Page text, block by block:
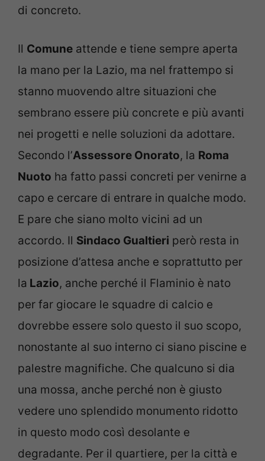
di concreto.
Il Comune attende e tiene sempre aperta
la mano per la Lazio, ma nel frattempo si
stanno muovendo altre situazioni che
sembrano essere più concrete e più avanti
nei progetti e nelle soluzioni da adottare.
Secondo l’Assessore Onorato, la Roma
Nuoto ha fatto passi concreti per venirne a
capo e cercare di entrare in qualche modo.
E pare che siano molto vicini ad un
accordo. Il Sindaco Gualtieri però resta in
posizione d’attesa anche e soprattutto per
la Lazio, anche perché il Flaminio è nato
per far giocare le squadre di calcio e
dovrebbe essere solo questo il suo scopo,
nonostante al suo interno ci siano piscine e
palestre magnifiche. Che qualcuno si dia
una mossa, anche perché non è giusto
vedere uno splendido monumento ridotto
in questo modo così desolante e
degradante. Per il quartiere, per la città e